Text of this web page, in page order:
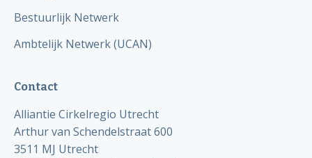
Bestuurlijk Netwerk
Ambtelijk Netwerk (UCAN)
Contact
Alliantie Cirkelregio Utrecht
Arthur van Schendelstraat 600
3511 MJ Utrecht